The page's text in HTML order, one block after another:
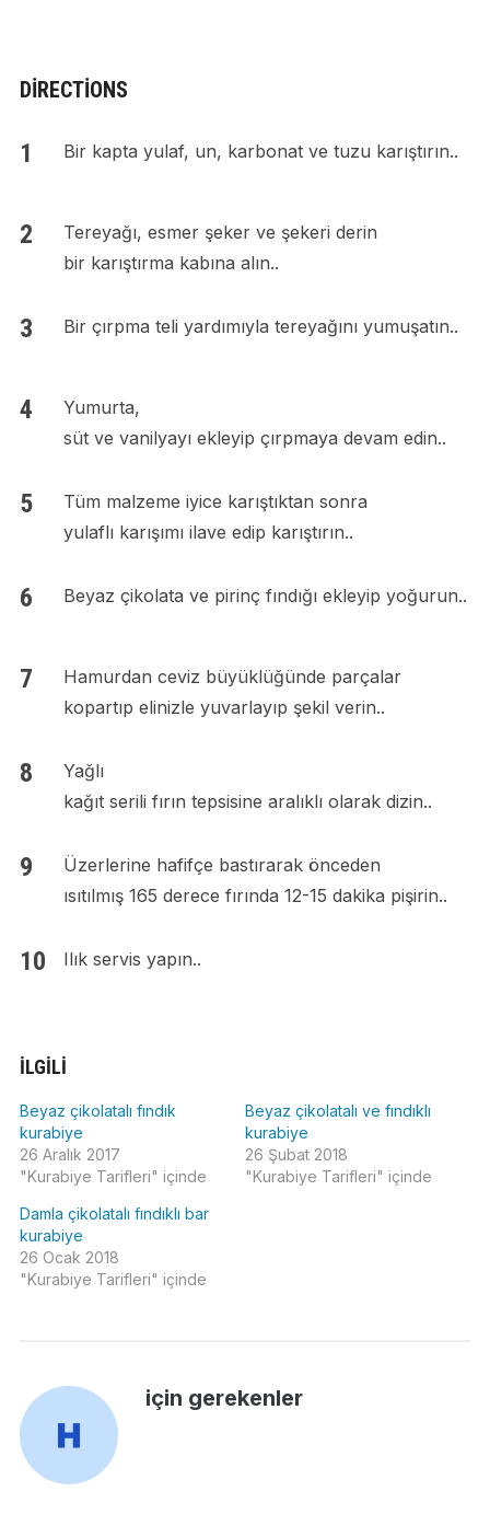
DIRECTIONS
Bir kapta yulaf, un, karbonat ve tuzu karıştırın..
Tereyağı, esmer şeker ve şekeri derin
bir karıştırma kabına alın..
Bir çırpma teli yardımıyla tereyağını yumuşatın..
Yumurta,
süt ve vanilyayı ekleyip çırpmaya devam edin..
Tüm malzeme iyice karıştıktan sonra
yulaflı karışımı ilave edip karıştırın..
Beyaz çikolata ve pirinç fındığı ekleyip yoğurun..
Hamurdan ceviz büyüklüğünde parçalar
kopartıp elinizle yuvarlayıp şekil verin..
Yağlı
kağıt serili fırın tepsisine aralıklı olarak dizin..
Üzerlerine hafifçe bastırarak önceden
ısıtılmış 165 derece fırında 12-15 dakika pişirin..
Ilık servis yapın..
İLGILI
Beyaz çikolatalı fındık
kurabiye
26 Aralık 2017
"Kurabiye Tarifleri" içinde
Beyaz çikolatalı ve fındıklı
kurabiye
26 Şubat 2018
"Kurabiye Tarifleri" içinde
Damla çikolatalı fındıklı bar
kurabiye
26 Ocak 2018
"Kurabiye Tarifleri" içinde
için gerekenler